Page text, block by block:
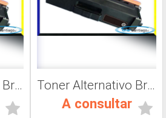
Toner Alternativo Brother TN 316M, Impresora Láser Toner Alternativo Brother TN 316C, Impresora Láser
A consultar